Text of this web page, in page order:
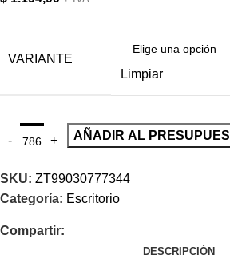
VARIANTE
Limpiar
AÑADIR AL
SKU: ZT99030777344
Categoría: Escritorio
Compartir:
DESCRIPCIÓN